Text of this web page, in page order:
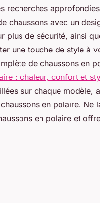
recherches
chaussons avec un
plus de sécurité, ainsi
une touche de style à
de chaussons en
: chaleur, confort et
sur chaque modèle,
en polaire.
en polaire et